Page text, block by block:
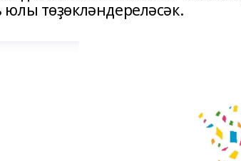
төҙөкләндереләсәк.